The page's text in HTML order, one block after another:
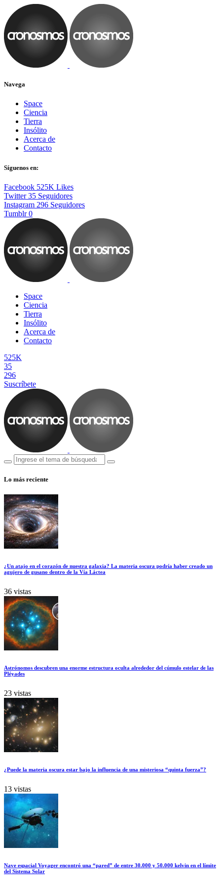
Navega
Space
Ciencia
Tierra
Insólito
Acerca de
Contacto
Síguenos en:
Facebook 525K Likes
Twitter 35 Seguidores
Instagram 296 Seguidores
Tumblr 0
Space
Ciencia
Tierra
Insólito
Acerca de
Contacto
525K
35
296
Suscríbete
Lo más reciente
¿Un atajo en el corazón de nuestra galaxia? La materia oscura podría haber creado un
agujero de gusano dentro de la Vía Láctea
36 vistas
Astrónomos descubren una enorme estructura oculta alrededor del cúmulo estelar de las
Pléyades
23 vistas
¿Puede la materia oscura estar bajo la influencia de una misteriosa “quinta fuerza”?
13 vistas
Nave espacial Voyager encontró una “pared” de entre 30.000 y 50.000 kelvin en el límite
del Sistema Solar